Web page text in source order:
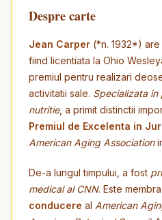
Despre carte
Jean Carper (*n. 1932*) are
fiind licentiata la Ohio
premiul pentru realizari
activitatii sale. Specializata in
nutritie, a primit distinctii
Premiul de Excelenta in
American Aging Association
De-a lungul timpului, a fost
medical al CNN. Este
conducere al American